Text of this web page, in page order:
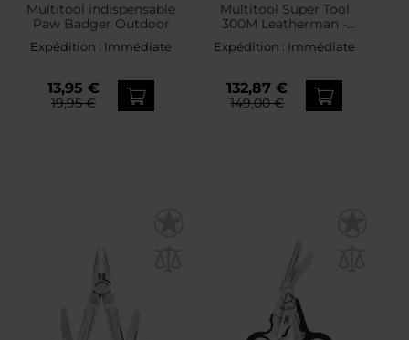
Multitool indispensable
Paw Badger Outdoor
Expédition : Immédiate
13,95 €
19,95 €
Multitool Super Tool
300M Leatherman -
Coyote Tan
Expédition : Immédiate
132,87 €
149,00 €